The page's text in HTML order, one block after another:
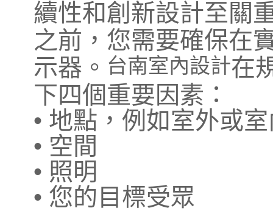
續性和創新設計至關
之前，您需要確保在
示器。 台南室內設計在
下四個重要因素：
• 地點，例如室外或
• 空間
• 照明
• 您的目標受眾